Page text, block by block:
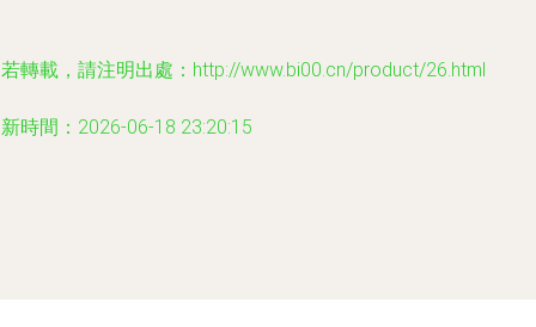
轉載，請注明出處：http://www.bi00.cn/product/26.html
時間：2026-06-18 23:20:15